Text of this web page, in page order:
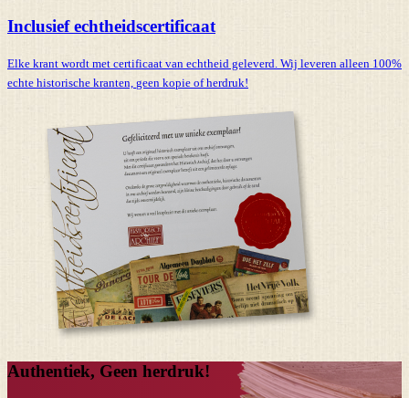
Inclusief echtheidscertificaat
Elke krant wordt met certificaat van echtheid geleverd. Wij leveren alleen 100%
echte historische kranten, geen kopie of herdruk!
Authentiek, Geen herdruk!